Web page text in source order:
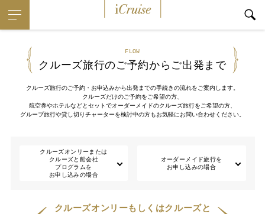
FLOW
クルーズ旅行のご予約からご出発まで
クルーズ旅行のご予約・お申込みから出発までの手続きの流れをご案内します。
クルーズだけのご予約をご希望の方、
航空券やホテルなどとセットでオーダーメイドのクルーズ旅行をご希望の方、
グループ旅行や貸し切りチャーターを検討中の方もお気軽にお問い合わせください。
クルーズオンリーまたは
クルーズと船会社
プログラムを
お申し込みの場合
オーダーメイド旅行を
お申し込みの場合
クルーズオンリーもしくはクルーズと